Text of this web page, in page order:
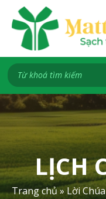
c
e
n
t
LỊCH
Trang chủ»Lời